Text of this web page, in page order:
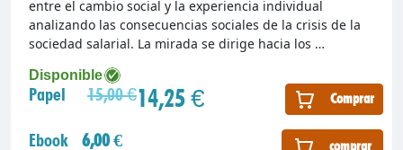
Disponible
Papel 15,00 €14,25 € Comprar
Ebook 6,00 € comprar
entre el cambio social y la experiencia individual
analizando las consecuencias sociales de la crisis de la
sociedad salarial. La mirada se dirige hacia los …